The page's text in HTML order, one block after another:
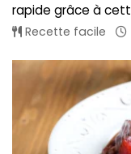
rapide grâce à
Recette facile